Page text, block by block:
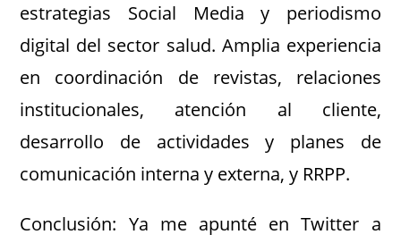
estrategias Social Media y periodismo
digital del sector salud. Amplia experiencia
en coordinación de revistas, relaciones
institucionales, atención al cliente,
desarrollo de actividades y planes de
comunicación interna y externa, y RRPP.
Conclusión: Ya me apunté en Twitter a